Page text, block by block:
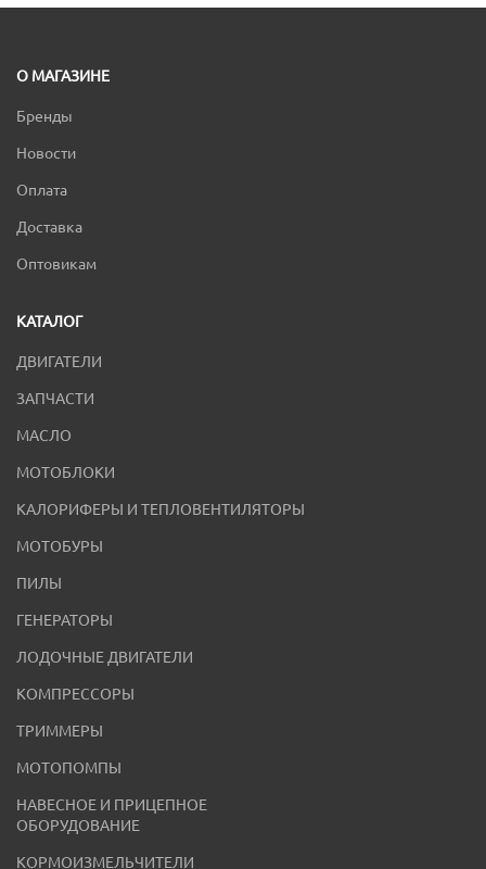
О МАГАЗИНЕ
Бренды
Новости
Оплата
Доставка
Оптовикам
КАТАЛОГ
ДВИГАТЕЛИ
ЗАПЧАСТИ
МАСЛО
МОТОБЛОКИ
КАЛОРИФЕРЫ И ТЕПЛОВЕНТИЛЯТОРЫ
МОТОБУРЫ
ПИЛЫ
ГЕНЕРАТОРЫ
ЛОДОЧНЫЕ ДВИГАТЕЛИ
КОМПРЕССОРЫ
ТРИММЕРЫ
МОТОПОМПЫ
НАВЕСНОЕ И ПРИЦЕПНОЕ
ОБОРУДОВАНИЕ
КОРМОИЗМЕЛЬЧИТЕЛИ